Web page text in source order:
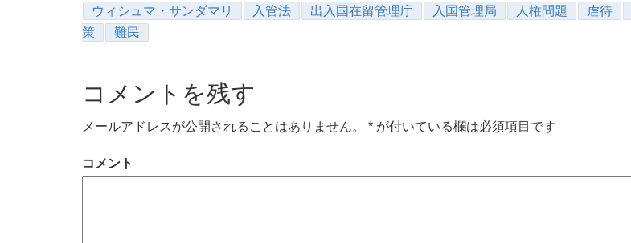
ウィシュマ・サンダマリ 入管法 出入国在留管理庁 入国管理局 人権問題 虐待
策
難民
コメントを残す
メールアドレスが公開されることはありません。 * が付いている欄は必須項目です
コメント